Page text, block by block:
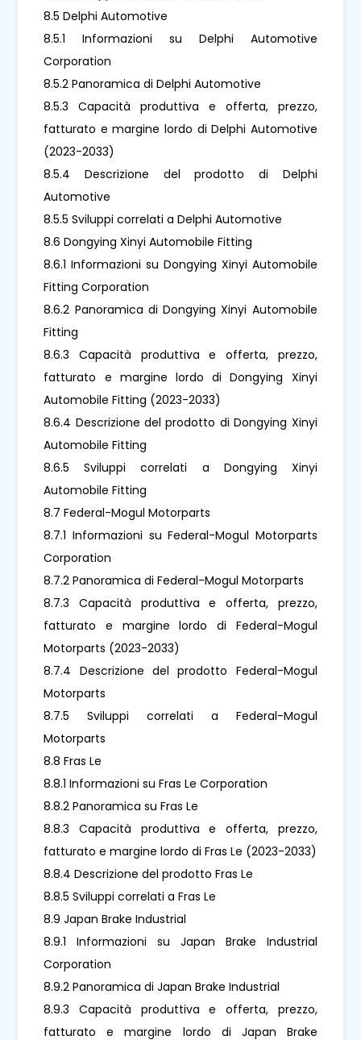
8.5 Delphi Automotive
8.5.1 Informazioni su Delphi Automotive
Corporation
8.5.2 Panoramica di Delphi Automotive
8.5.3 Capacità produttiva e offerta, prezzo,
fatturato e margine lordo di Delphi Automotive
(2023-2033)
8.5.4 Descrizione del prodotto di Delphi
Automotive
8.5.5 Sviluppi correlati a Delphi Automotive
8.6 Dongying Xinyi Automobile Fitting
8.6.1 Informazioni su Dongying Xinyi Automobile
Fitting Corporation
8.6.2 Panoramica di Dongying Xinyi Automobile
Fitting
8.6.3 Capacità produttiva e offerta, prezzo,
fatturato e margine lordo di Dongying Xinyi
Automobile Fitting (2023-2033)
8.6.4 Descrizione del prodotto di Dongying Xinyi
Automobile Fitting
8.6.5 Sviluppi correlati a Dongying Xinyi
Automobile Fitting
8.7 Federal-Mogul Motorparts
8.7.1 Informazioni su Federal-Mogul Motorparts
Corporation
8.7.2 Panoramica di Federal-Mogul Motorparts
8.7.3 Capacità produttiva e offerta, prezzo,
fatturato e margine lordo di Federal-Mogul
Motorparts (2023-2033)
8.7.4 Descrizione del prodotto Federal-Mogul
Motorparts
8.7.5 Sviluppi correlati a Federal-Mogul
Motorparts
8.8 Fras Le
8.8.1 Informazioni su Fras Le Corporation
8.8.2 Panoramica su Fras Le
8.8.3 Capacità produttiva e offerta, prezzo,
fatturato e margine lordo di Fras Le (2023-2033)
8.8.4 Descrizione del prodotto Fras Le
8.8.5 Sviluppi correlati a Fras Le
8.9 Japan Brake Industrial
8.9.1 Informazioni su Japan Brake Industrial
Corporation
8.9.2 Panoramica di Japan Brake Industrial
8.9.3 Capacità produttiva e offerta, prezzo,
fatturato e margine lordo di Japan Brake